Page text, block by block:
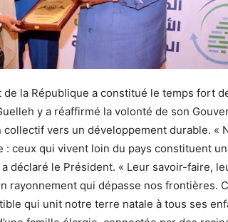
la République a constitué le temps fort
y a réaffirmé la volonté de son
collectif vers un développement durable. «
: ceux qui vivent loin du pays constituent
déclaré le Président. « Leur savoir-faire,
rayonnement qui dépasse nos frontières.
qui unit notre terre natale à tous ses